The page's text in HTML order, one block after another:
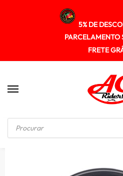
5% DE
PARCELAMENTO
FRETE
Início / ILUMINAÇÃO